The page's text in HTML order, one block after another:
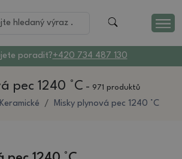
poradit?+420 734 487 130
pec 1240 °C - 971 produktů
Keramické Misky plynová pec 1240 °C